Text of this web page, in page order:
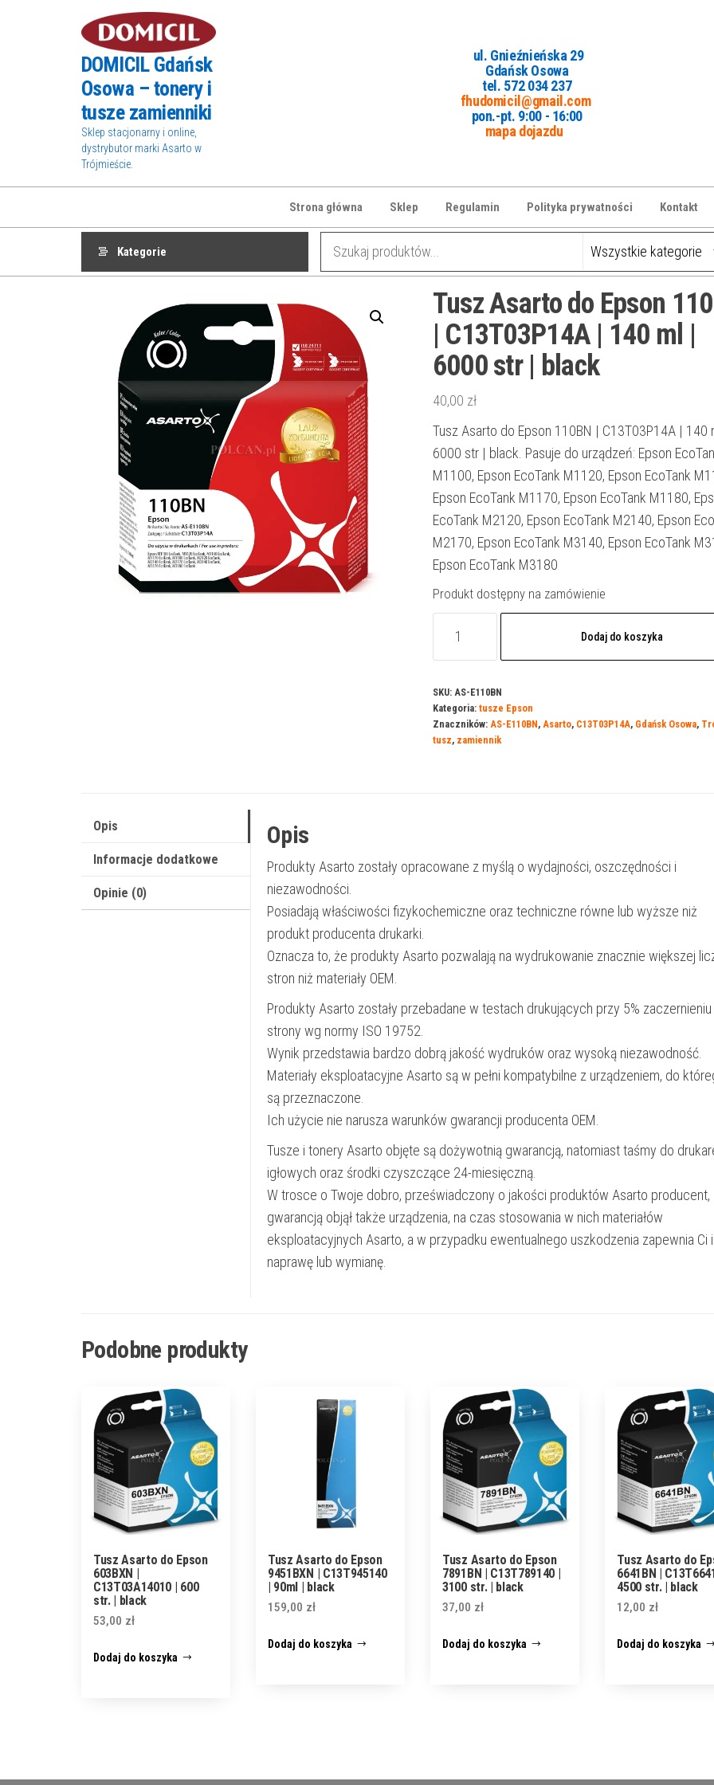
DOMICIL Gdańsk
Osowa – tonery i
tusze zamienniki
Sklep stacjonarny i online,
dystrybutor marki Asarto w
Trójmieście.
ul. Gnieźnieńska 29
Gdańsk Osowa
tel. 572 034 237
fhudomicil@gmail.com
pon.-pt. 9:00 - 16:00
mapa dojazdu
Strona główna Sklep Regulamin Polityka prywatności Kontakt
Kategorie
Tusz Asarto do Epson
| C13T03P14A | 140 ml |
6000 str | black
40,00 zł
Tusz Asarto do Epson 110BN | C13T03P14A | 140
6000 str | black. Pasuje do urządzeń: Epson
M1100, Epson EcoTank M1120, Epson EcoTank
Epson EcoTank M1170, Epson EcoTank M1180,
EcoTank M2120, Epson EcoTank M2140, Epson
M2170, Epson EcoTank M3140, Epson EcoTank
Epson EcoTank M3180
Produkt dostępny na zamówienie
Tusz
do
Epson
110BN
|
str
black
Dodaj do koszyka
SKU: AS-E110BN
Kategoria: tusze Epson
Znaczników: AS-E110BN, Asarto, C13T03P14A, Gdańsk Osowa,
tusz, zamiennik
Opis
Informacje dodatkowe
Opinie (0)
Opis
Produkty Asarto zostały opracowane z myślą o wydajności, oszczędności i
niezawodności.
Posiadają właściwości fizykochemiczne oraz techniczne równe lub wyższe niż
produkt producenta drukarki.
Oznacza to, że produkty Asarto pozwalają na wydrukowanie znacznie większej
stron niż materiały OEM.
Produkty Asarto zostały przebadane w testach drukujących przy 5% zaczernieniu
strony wg normy ISO 19752.
Wynik przedstawia bardzo dobrą jakość wydruków oraz wysoką niezawodność.
Materiały eksploatacyjne Asarto są w pełni kompatybilne z urządzeniem, do
są przeznaczone.
Ich użycie nie narusza warunków gwarancji producenta OEM.
Tusze i tonery Asarto objęte są dożywotnią gwarancją, natomiast taśmy do
igłowych oraz środki czyszczące 24-miesięczną.
W trosce o Twoje dobro, przeświadczony o jakości produktów Asarto producent,
gwarancją objął także urządzenia, na czas stosowania w nich materiałów
eksploatacyjnych Asarto, a w przypadku ewentualnego uszkodzenia zapewnia Ci
naprawę lub wymianę.
Podobne produkty
Tusz Asarto do Epson
603BXN |
C13T03A14010 | 600
str. | black
53,00 zł
Dodaj do koszyka
Tusz Asarto do Epson
9451BXN | C13T945140
| 90ml | black
159,00 zł
Dodaj do koszyka
Tusz Asarto do Epson
7891BN | C13T789140 |
3100 str. | black
37,00 zł
Dodaj do koszyka
Tusz Asarto do
6641BN |
4500 str. | black
12,00 zł
Dodaj do koszyka